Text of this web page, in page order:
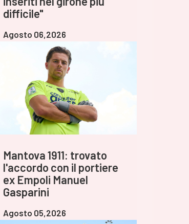
difficile"
Agosto 06,2026
Mantova 1911: trovato
l'accordo con il portiere
ex Empoli Manuel
Gasparini
Agosto 05,2026